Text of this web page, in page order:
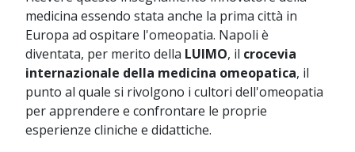
medicina essendo stata anche la prima città in
Europa ad ospitare l'omeopatia. Napoli è
diventata, per merito della LUIMO, il crocevia
internazionale della medicina omeopatica, il
punto al quale si rivolgono i cultori dell'omeopatia
per apprendere e confrontare le proprie
esperienze cliniche e didattiche.